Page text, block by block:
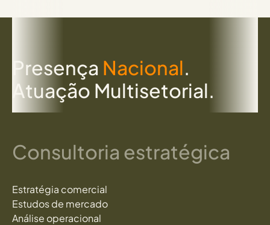
Presença Nacional.
Atuação Multisetorial.
Consultoria estratégica
Estratégia comercial
Estudos de mercado
Análise operacional